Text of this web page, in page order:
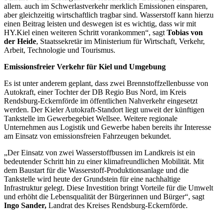
allem. auch im Schwerlastverkehr merklich Emissionen einsparen,
aber gleichzeitig wirtschaftlich tragbar sind. Wasserstoff kann hierzu
einen Beitrag leisten und deswegen ist es wichtig, dass wir mit
HY.Kiel einen weiteren Schritt vorankommen“, sagt Tobias von
der Heide, Staatssekretär im Ministerium für Wirtschaft, Verkehr,
Arbeit, Technologie und Tourismus.
Emissionsfreier Verkehr für Kiel und Umgebung
Es ist unter anderem geplant, dass zwei Brennstoffzellenbusse von
Autokraft, einer Tochter der DB Regio Bus Nord, im Kreis
Rendsburg-Eckernförde im öffentlichen Nahverkehr eingesetzt
werden. Der Kieler Autokraft-Standort liegt unweit der künftigen
Tankstelle im Gewerbegebiet Wellsee. Weitere regionale
Unternehmen aus Logistik und Gewerbe haben bereits ihr Interesse
am Einsatz von emissionsfreien Fahrzeugen bekundet.
„Der Einsatz von zwei Wasserstoffbussen im Landkreis ist ein
bedeutender Schritt hin zu einer klimafreundlichen Mobilität. Mit
dem Baustart für die Wasserstoff-Produktionsanlage und die
Tankstelle wird heute der Grundstein für eine nachhaltige
Infrastruktur gelegt. Diese Investition bringt Vorteile für die Umwelt
und erhöht die Lebensqualität der Bürgerinnen und Bürger“, sagt
Ingo Sander, Landrat des Kreises Rendsburg-Eckernförde.